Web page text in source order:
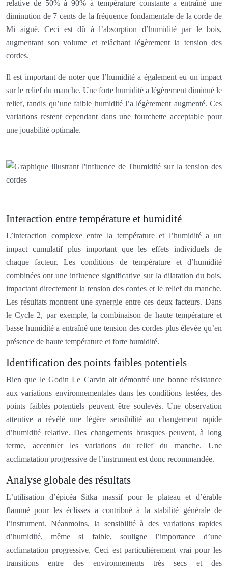
relative de 50% à 90% à température constante a entraîné une
diminution de 7 cents de la fréquence fondamentale de la corde de
Mi aiguë. Ceci est dû à l’absorption d’humidité par le bois,
augmentant son volume et relâchant légèrement la tension des
cordes.
Il est important de noter que l’humidité a également eu un impact
sur le relief du manche. Une forte humidité a légèrement diminué le
relief, tandis qu’une faible humidité l’a légèrement augmenté. Ces
variations restent cependant dans une fourchette acceptable pour
une jouabilité optimale.
Interaction entre température et humidité
L’interaction complexe entre la température et l’humidité a un
impact cumulatif plus important que les effets individuels de
chaque facteur. Les conditions de température et d’humidité
combinées ont une influence significative sur la dilatation du bois,
impactant directement la tension des cordes et le relief du manche.
Les résultats montrent une synergie entre ces deux facteurs. Dans
le Cycle 2, par exemple, la combinaison de haute température et
basse humidité a entraîné une tension des cordes plus élevée qu’en
présence de haute température et forte humidité.
Identification des points faibles potentiels
Bien que le Godin Le Carvin ait démontré une bonne résistance
aux variations environnementales dans les conditions testées, des
points faibles potentiels peuvent être soulevés. Une observation
attentive a révélé une légère sensibilité au changement rapide
d’humidité relative. Des changements brusques peuvent, à long
terme, accentuer les variations du relief du manche. Une
acclimatation progressive de l’instrument est donc recommandée.
Analyse globale des résultats
L’utilisation d’épicéa Sitka massif pour le plateau et d’érable
flammé pour les éclisses a contribué à la stabilité générale de
l’instrument. Néanmoins, la sensibilité à des variations rapides
d’humidité, même si faible, souligne l’importance d’une
acclimatation progressive. Ceci est particulièrement vrai pour les
transitions entre des environnements très secs et des